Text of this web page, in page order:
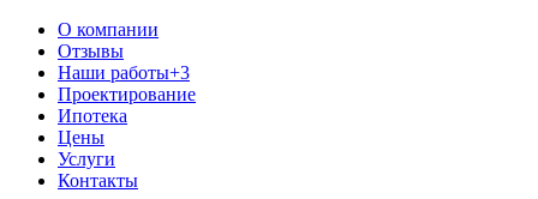
О компании
Отзывы
Наши работы+3
Проектирование
Ипотека
Цены
Услуги
Контакты